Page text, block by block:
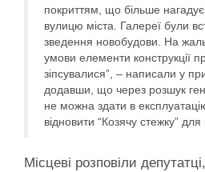
покриттям, що більше нагадує
вулицю міста. Галереї були
зведення новобудови. На
умови елементи конструкції
зіпсувалися”, – написали у
додавши, що через розшук
не можна здати в
відновити “Козячу стежку”
Місцеві розповіли